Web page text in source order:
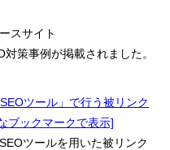
スサイト
策事例が掲載されました。
ツール」で行う被リンク
ツールを用いた被リンク